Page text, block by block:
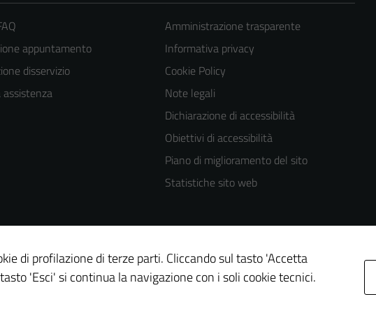
appuntamento
disservizio
assistenza
Amministrazione trasparente
Informativa privacy
Cookie Policy
Note legali
Dichiarazione di accessibilità
Obiettivi di accessibilità
Piano di miglioramento del sito
Statistiche sito web
di profilazione di terze parti. Cliccando sul tasto 'Accetta
'Esci' si continua la navigazione con i soli cookie tecnici.